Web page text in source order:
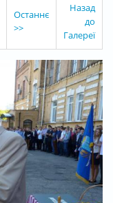
Останнє
>>
Назад
до
Галереї